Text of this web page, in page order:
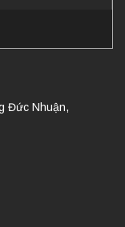
Đức Nhuận,